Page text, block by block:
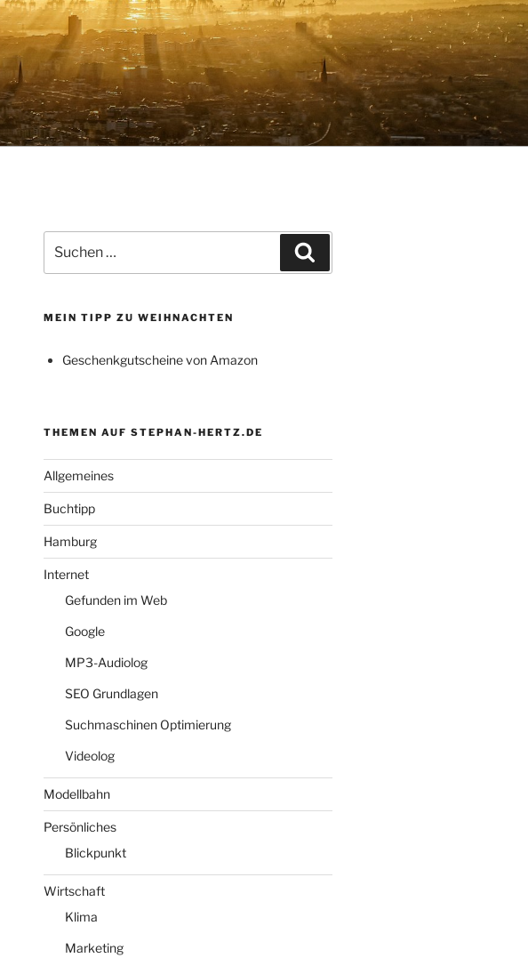
nach:
MEIN TIPP ZU WEIHNACHTEN
Geschenkgutscheine von Amazon
THEMEN AUF STEPHAN-HERTZ.DE
Allgemeines
Buchtipp
Hamburg
Internet
Gefunden im Web
Google
MP3-Audiolog
SEO Grundlagen
Suchmaschinen Optimierung
Videolog
Modellbahn
Persönliches
Blickpunkt
Wirtschaft
Klima
Marketing